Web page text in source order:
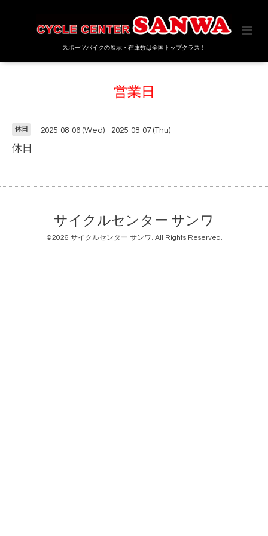
スポーツバイクの展示・在庫数は全国トップクラス！
営業日
休日 2025-08-06 (Wed) - 2025-08-07 (Thu)
休日
サイクルセンター サンワ
©2026 サイクルセンター サンワ. All Rights Reserved.